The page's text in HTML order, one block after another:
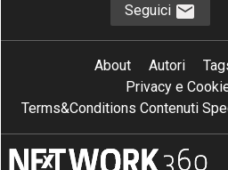
Seguici
About Autori
Privacy e
Terms&Conditions Contenuti